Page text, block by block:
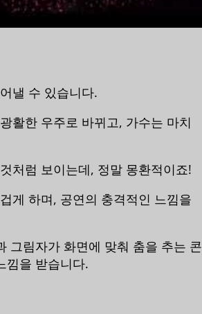
낼 수 있습니다.
활한 우주로 바뀌고, 가수는 마치
처럼 보이는데, 정말 몽환적이죠!
게 하며, 공연의 충격적인 느낌을
그림자가 화면에 맞춰 춤을 추는 콘
낌을 받습니다.